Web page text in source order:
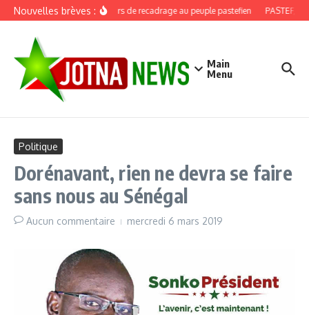
Aller au contenu
Nouvelles brèves :Discours de recadrage au peuple pastefien PASTEF,
Main
Menu
Politique
Dorénavant, rien ne devra se faire
sans nous au Sénégal
Aucun commentaire mercredi 6 mars 2019